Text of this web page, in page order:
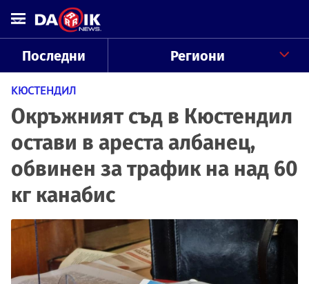
Последни Региони
КЮСТЕНДИЛ
Окръжният съд в Кюстендил
остави в ареста албанец,
обвинен за трафик на над 60
кг канабис